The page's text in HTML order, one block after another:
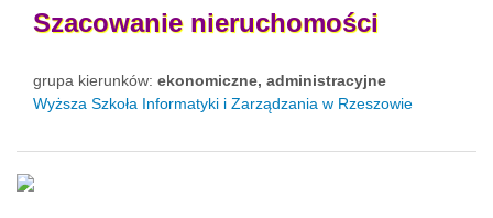
Szacowanie nieruchomości
grupa kierunków: ekonomiczne, administracyjne
Wyższa Szkoła Informatyki i Zarządzania w Rzeszowie